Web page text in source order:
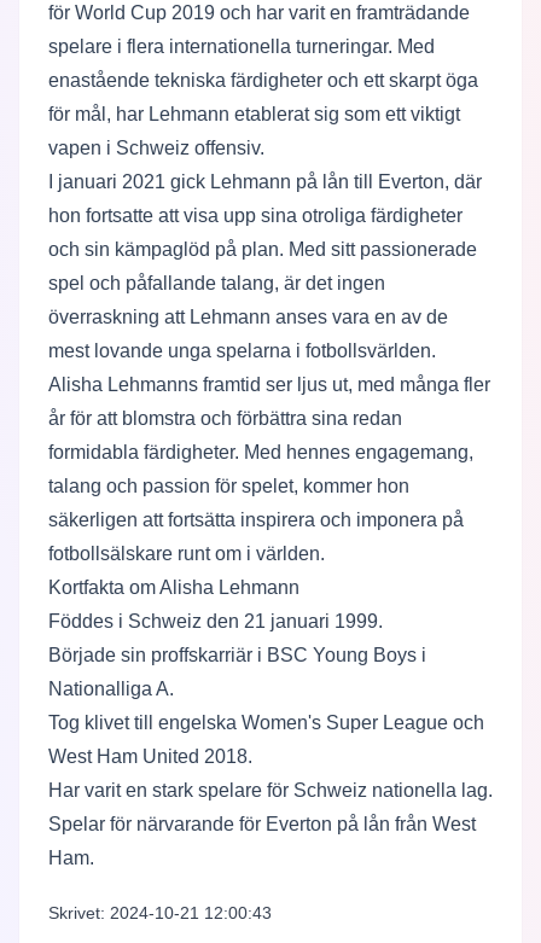
för World Cup 2019 och har varit en framträdande
spelare i flera internationella turneringar. Med
enastående tekniska färdigheter och ett skarpt öga
för mål, har Lehmann etablerat sig som ett viktigt
vapen i Schweiz offensiv.
I januari 2021 gick Lehmann på lån till Everton, där
hon fortsatte att visa upp sina otroliga färdigheter
och sin kämpaglöd på plan. Med sitt passionerade
spel och påfallande talang, är det ingen
överraskning att Lehmann anses vara en av de
mest lovande unga spelarna i fotbollsvärlden.
Alisha Lehmanns framtid ser ljus ut, med många fler
år för att blomstra och förbättra sina redan
formidabla färdigheter. Med hennes engagemang,
talang och passion för spelet, kommer hon
säkerligen att fortsätta inspirera och imponera på
fotbollsälskare runt om i världen.
Kortfakta om Alisha Lehmann
Föddes i Schweiz den 21 januari 1999.
Började sin proffskarriär i BSC Young Boys i
Nationalliga A.
Tog klivet till engelska Women's Super League och
West Ham United 2018.
Har varit en stark spelare för Schweiz nationella lag.
Spelar för närvarande för Everton på lån från West
Ham.
Skrivet: 2024-10-21 12:00:43